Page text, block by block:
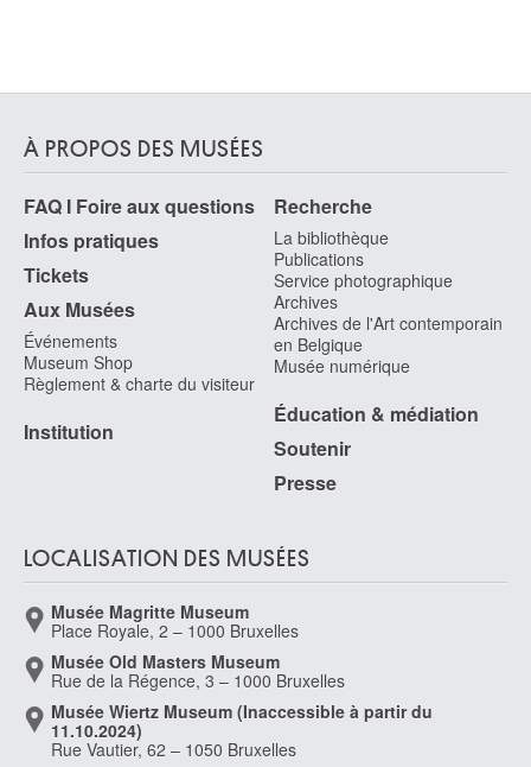
À PROPOS DES MUSÉES
FAQ I Foire aux questions
Infos pratiques
Tickets
Aux Musées
Événements
Museum Shop
Règlement & charte du visiteur
Institution
Recherche
La bibliothèque
Publications
Service photographique
Archives
Archives de l'Art contemporain
en Belgique
Musée numérique
Éducation & médiation
Soutenir
Presse
LOCALISATION DES MUSÉES
Musée Magritte Museum
Place Royale, 2 – 1000 Bruxelles
Musée Old Masters Museum
Rue de la Régence, 3 – 1000 Bruxelles
Musée Wiertz Museum (Inaccessible à partir du
11.10.2024)
Rue Vautier, 62 – 1050 Bruxelles